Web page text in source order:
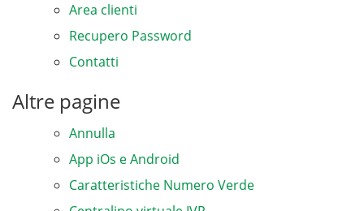
Area clienti
Recupero Password
Contatti
Altre pagine
Annulla
App iOs e Android
Caratteristiche Numero Verde